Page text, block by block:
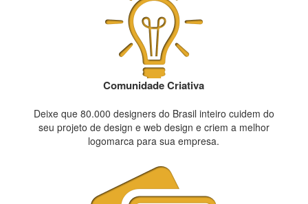
Comunidade Criativa
Deixe que 80.000 designers do Brasil inteiro cuidem do
seu projeto de design e web design e criem a melhor
logomarca para sua empresa.